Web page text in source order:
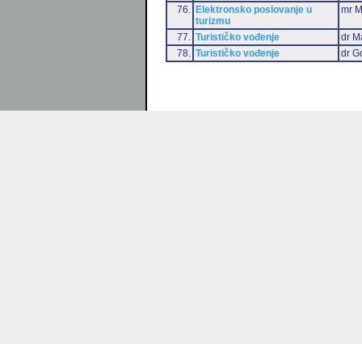
76.
Elektronsko poslovanje u
turizmu
mr
77. Turističko vođenje
dr
78.
Turističko vođenje dr